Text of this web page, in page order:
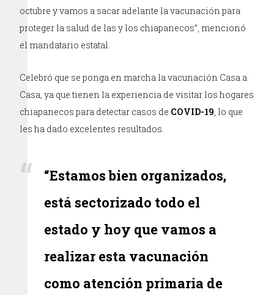
octubre y vamos a sacar adelante la vacunación para
proteger la salud de las y los chiapanecos”, mencionó
el mandatario estatal.
Celebró que se ponga en marcha la vacunación Casa a
Casa, ya que tienen la experiencia de visitar los hogares
chiapanecos para detectar casos de COVID-19 , lo que
les ha dado excelentes resultados.
“Estamos bien organizados,
está sectorizado todo el
estado y hoy que vamos a
realizar esta vacunación
como atención primaria de